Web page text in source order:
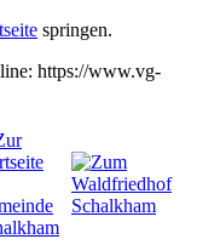
springen.
https://www.vg-